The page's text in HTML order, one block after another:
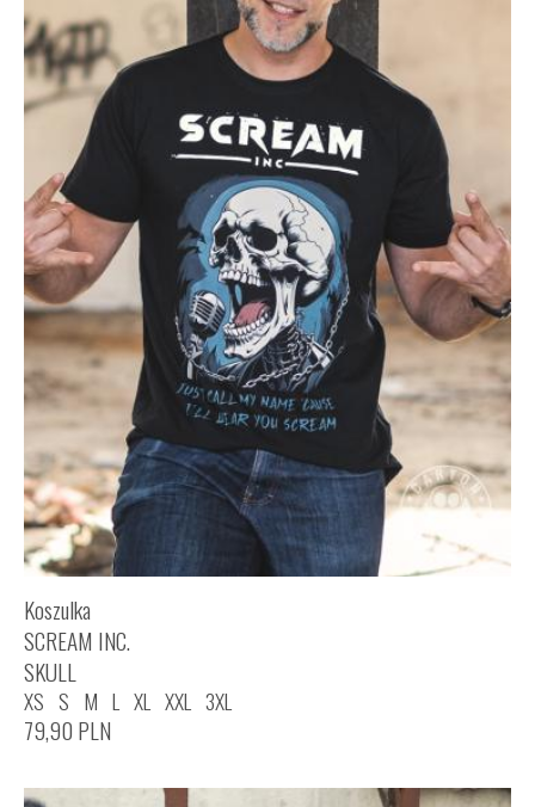
Koszulka
SCREAM INC.
SKULL
XS S M L XL XXL 3XL
79,90 PLN